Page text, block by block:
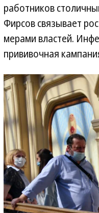
работников
Фирсов связывает
мерами властей.
прививочная